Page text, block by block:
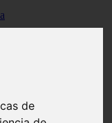
de